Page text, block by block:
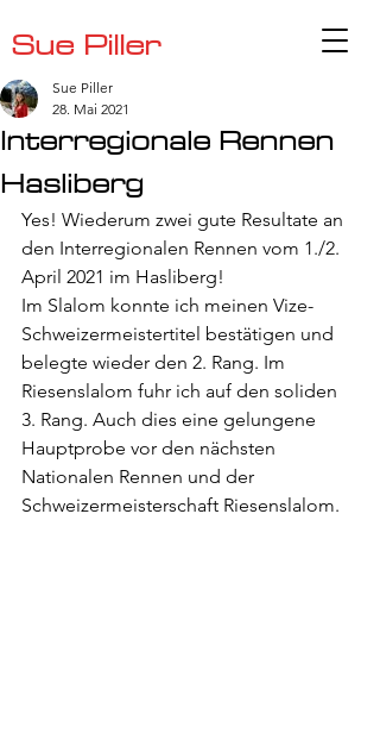
Sue Piller
Interregionale Rennen
Hasliberg
Sue Piller
28. Mai 2021
Yes! Wiederum zwei gute Resultate an
den Interregionalen Rennen vom 1./2.
April 2021 im Hasliberg!
Im Slalom konnte ich meinen Vize-
Schweizermeistertitel bestätigen und
belegte wieder den 2. Rang. Im
Riesenslalom fuhr ich auf den soliden
3. Rang. Auch dies eine gelungene
Hauptprobe vor den nächsten
Nationalen Rennen und der
Schweizermeisterschaft Riesenslalom.